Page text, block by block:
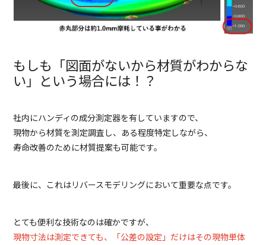
もしも「図面がないから材質がわからな
い」という場合には！？
社内にハンディの成分測定器を有していますので、
現物から材質を測定調査し、ある程度特定しながら、
寿命改善のために材質提案も可能です。
最後に、これはリバースモデリングにおいて重要な点です。
とても便利な技術なのは確かですが、
現物寸法は測定できても、「公差の設定」だけはその現物単体